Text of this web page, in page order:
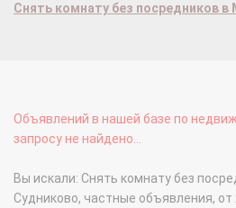
Снять комнату без посредников в
Объявлений в нашей базе по
запросу не найдено...
Вы искали: Снять комнату без
Судниково, частные объявления,